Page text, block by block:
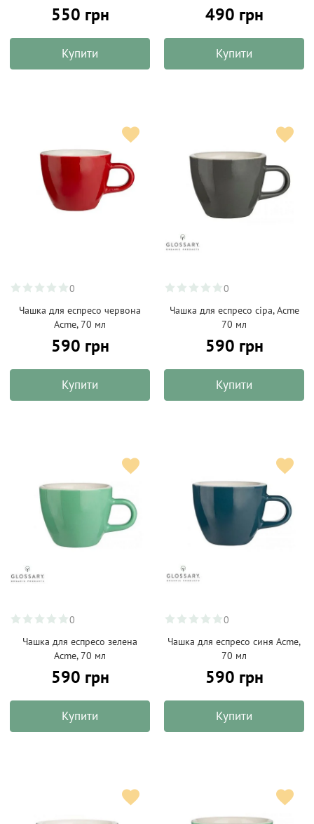
550 грн
Купити
490 грн
Купити
0
Чашка для еспресо червона
Acme, 70 мл
590 грн
Купити
0
Чашка для еспресо сiра, Acme
70 мл
590 грн
Купити
0
Чашка для еспресо зелена
Acme, 70 мл
590 грн
Купити
0
Чашка для еспресо синя Acme,
70 мл
590 грн
Купити